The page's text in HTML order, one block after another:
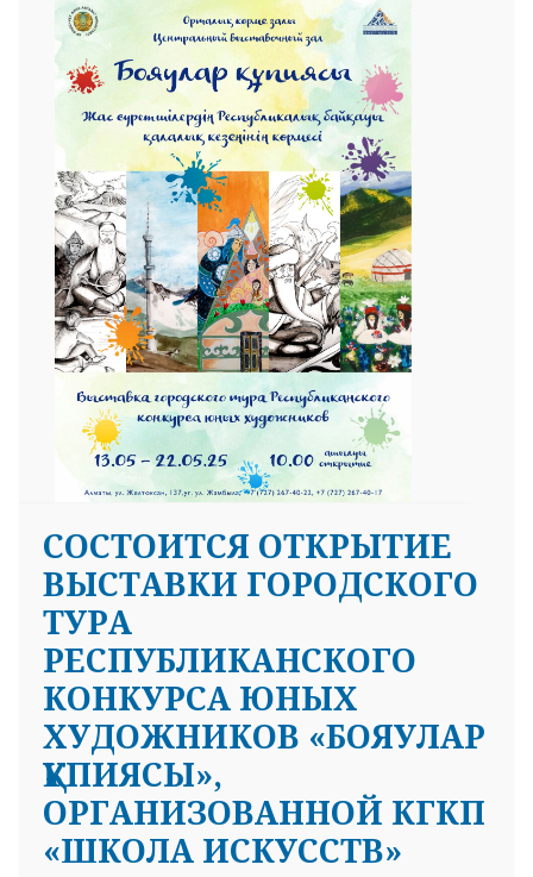
СОСТОИТСЯ ОТКРЫТИЕ
ВЫСТАВКИ ГОРОДСКОГО
ТУРА
РЕСПУБЛИКАНСКОГО
КОНКУРСА ЮНЫХ
ХУДОЖНИКОВ «БОЯУЛАР
ҚҰПИЯСЫ»,
ОРГАНИЗОВАННОЙ КГКП
«ШКОЛА ИСКУССТВ»